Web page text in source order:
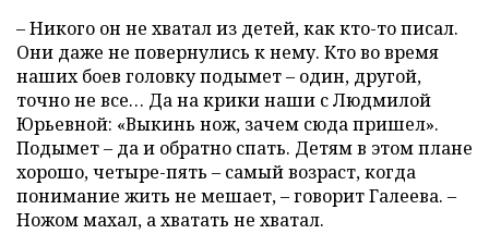
– Никого он не хватал из детей, как кто-то писал.
Они даже не повернулись к нему. Кто во время
наших боев головку подымет – один, другой,
точно не все… Да на крики наши с Людмилой
Юрьевной: «Выкинь нож, зачем сюда пришел».
Подымет – да и обратно спать. Детям в этом плане
хорошо, четыре-пять – самый возраст, когда
понимание жить не мешает, – говорит Галеева. –
Ножом махал, а хватать не хватал.